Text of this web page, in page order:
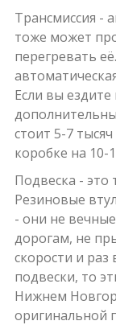
Трансмиссия -
тоже может
перегревать
Если вы ездите
стоит 5-7
коробке на 10-
Подвеска - это
Резиновые
- они не
дорогам, не
скорости и раз
подвески, то
Нижнем
оригинальной